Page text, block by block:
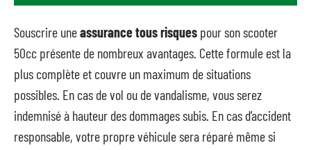
Souscrire uneassurance tous risques pour son scooter
50cc présente de nombreux avantages. Cette formule est la
plus complète et couvre un maximum de situations
possibles. En cas de vol ou de vandalisme, vous serez
indemnisé à hauteur des dommages subis. En cas d’accident
responsable, votre propre véhicule sera réparé même si